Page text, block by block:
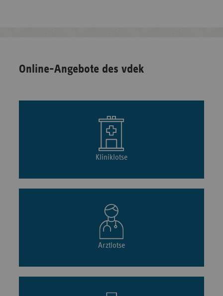
Online-Angebote des vdek
Kliniklotse
Arztlotse